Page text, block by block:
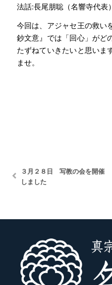
法話:長尾朋聡（名響寺代表）
今回は、アジャセ王の救い
鈔文意』では「回心」がど
たずねていきたいと思いま
ませ。
３月２８日 写教の会を開催
しました